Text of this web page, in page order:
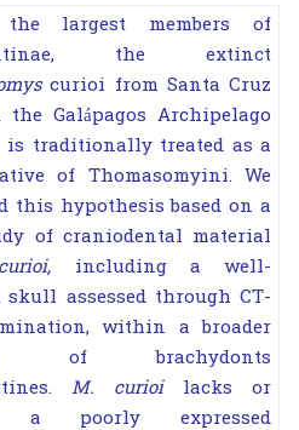
largest members of
the extinct
curioi from Santa Cruz
Galápagos Archipelago
is traditionally treated as a
of Thomasomyini. We
this hypothesis based on a
of craniodental material
including a well-
skull assessed through CT-
within a broader
of brachydonts
M. curioilacks or
a poorly expressed